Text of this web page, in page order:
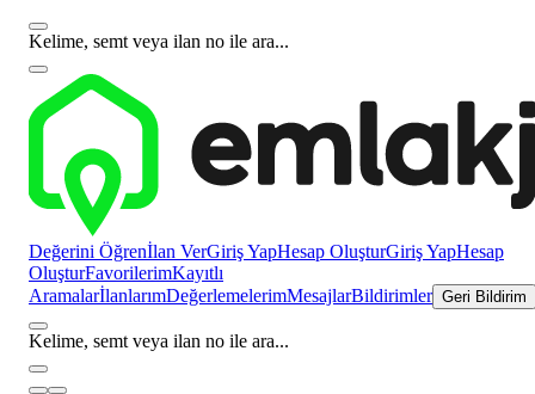
Kelime, semt veya ilan no ile ara...
Değerini Öğrenİlan VerGiriş YapHesap OluşturGiriş YapHesap
OluşturFavorilerimKayıtlı
AramalarİlanlarımDeğerlemelerimMesajlarBildirimler Geri Bildirim
Kelime, semt veya ilan no ile ara...